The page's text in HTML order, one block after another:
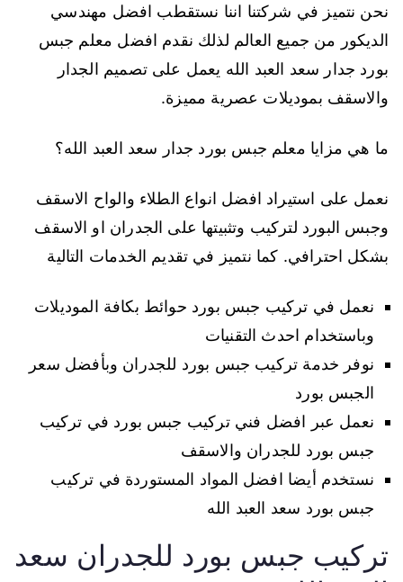
نحن نتميز في شركتنا اننا نستقطب افضل مهندسي
الديكور من جميع العالم لذلك نقدم افضل معلم جبس
بورد جدار سعد العبد الله يعمل على تصميم الجدار
والاسقف بموديلات عصرية مميزة.
ما هي مزايا معلم جبس بورد جدار سعد العبد الله؟
نعمل على استيراد افضل انواع الطلاء والواح الاسقف
وجبس البورد لتركيب وتثبيتها على الجدران او الاسقف
بشكل احترافي. كما نتميز في تقديم الخدمات التالية
نعمل في تركيب جبس بورد حوائط بكافة الموديلات
وباستخدام احدث التقنيات
نوفر خدمة تركيب جبس بورد للجدران وبأفضل سعر
الجبس بورد
نعمل عبر افضل فني تركيب جبس بورد في تركيب
جبس بورد للجدران والاسقف
نستخدم أيضا افضل المواد المستوردة في تركيب
جبس بورد سعد العبد الله
تركيب جبس بورد للجدران سعد